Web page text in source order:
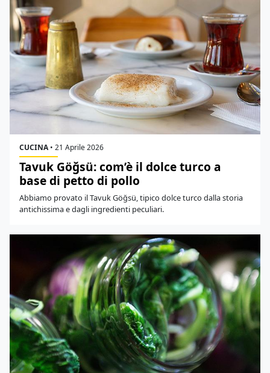
CUCINA• 21 Aprile 2026
Tavuk Göğsü: com’è il dolce turco a
base di petto di pollo
Abbiamo provato il Tavuk Göğsü, tipico dolce turco dalla storia
antichissima e dagli ingredienti peculiari.